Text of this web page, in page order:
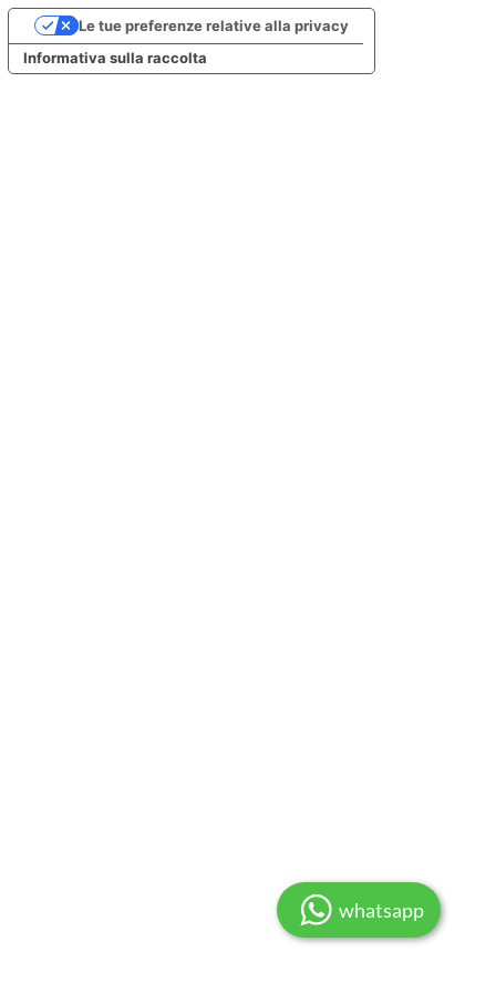
Informativa sulla raccolta
Le tue preferenze relative alla privacy
whatsapp